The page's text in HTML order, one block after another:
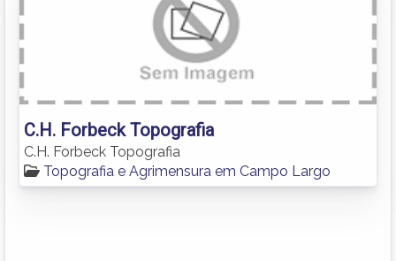
C.H. Forbeck Topografia
C.H. Forbeck Topografia
Topografia e Agrimensura em Campo Largo